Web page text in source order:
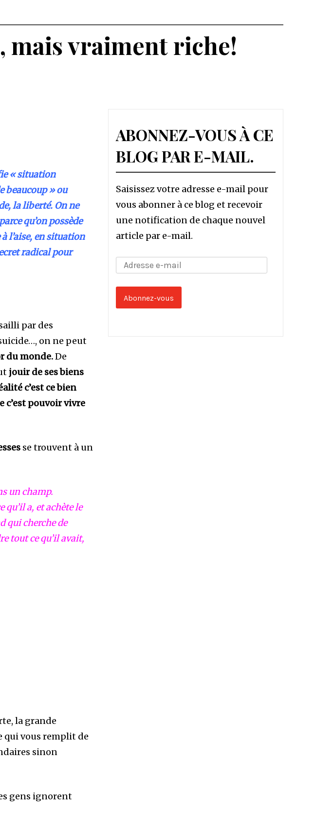
mais vraiment riche!
« situation
beaucoup » ou
la liberté. On ne
qu’on possède
l’aise, en situation
radical pour
par des
on ne peut
du monde.De
jouir de ses biens
c’est ce bien
c’est pouvoir vivre
se trouvent à un
un champ.
qu’il a, et achète le
qui cherche de
tout ce qu’il avait,
la grande
qui vous remplit de
sinon
gens ignorent
ABONNEZ-VOUS À CE
BLOG PAR E-MAIL.
Saisissez votre adresse e-mail pour
vous abonner à ce blog et recevoir
une notification de chaque nouvel
article par e-mail.
Adresse
mail
Abonnez-vous